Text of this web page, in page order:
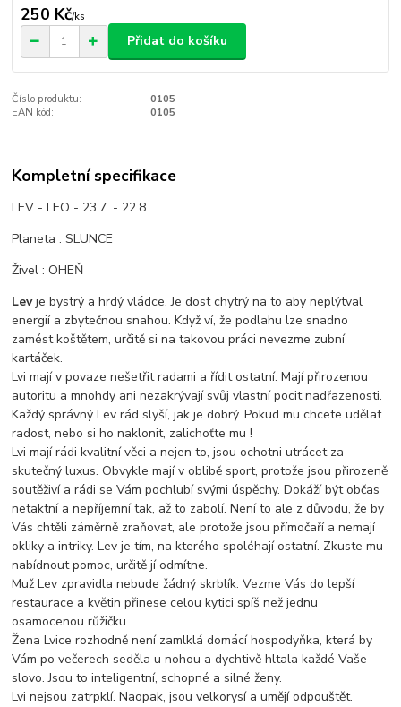
250 Kč/ks
Přidat do košíku
Číslo produktu:
0105
EAN kód:
0105
Kompletní specifikace
LEV - LEO - 23.7. - 22.8.
Planeta : SLUNCE
Živel : OHEŇ
Levje bystrý a hrdý vládce. Je dost chytrý na to aby neplýtval
energií a zbytečnou snahou. Když ví, že podlahu lze snadno
zamést koštětem, určitě si na takovou práci nevezme zubní
kartáček.
Lvi mají v povaze nešetřit radami a řídit ostatní. Mají přirozenou
autoritu a mnohdy ani nezakrývají svůj vlastní pocit nadřazenosti.
Každý správný Lev rád slyší, jak je dobrý. Pokud mu chcete udělat
radost, nebo si ho naklonit, zalichoťte mu !
Lvi mají rádi kvalitní věci a nejen to, jsou ochotni utrácet za
skutečný luxus. Obvykle mají v oblibě sport, protože jsou přirozeně
soutěživí a rádi se Vám pochlubí svými úspěchy. Dokáží být občas
netaktní a nepříjemní tak, až to zabolí. Není to ale z důvodu, že by
Vás chtěli záměrně zraňovat, ale protože jsou přímočaří a nemají
okliky a intriky. Lev je tím, na kterého spoléhají ostatní. Zkuste mu
nabídnout pomoc, určitě jí odmítne.
Muž Lev zpravidla nebude žádný skrblík. Vezme Vás do lepší
restaurace a květin přinese celou kytici spíš než jednu
osamocenou růžičku.
Žena Lvice rozhodně není zamlklá domácí hospodyňka, která by
Vám po večerech seděla u nohou a dychtivě hltala každé Vaše
slovo. Jsou to inteligentní, schopné a silné ženy.
Lvi nejsou zatrpklí. Naopak, jsou velkorysí a umějí odpouštět.